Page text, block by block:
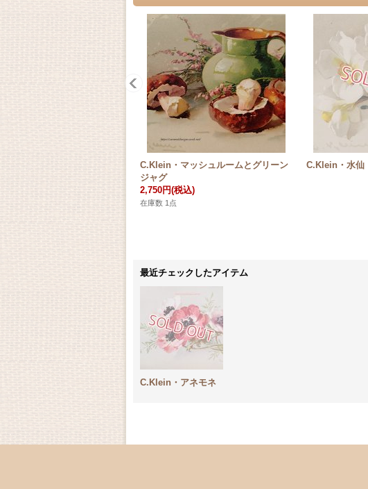
C.Klein・マッシュルームとグリーン
ジャグ
2,750円(税込)
在庫数 1点
C.Klein・水仙
最近チェックしたアイテム
C.Klein・アネモネ